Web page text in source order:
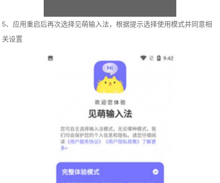
5、应用重启后再次选择见萌输入法，根据提示选择使用模式并同意相
关设置